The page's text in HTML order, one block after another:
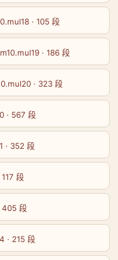
· 105 段
· 186 段
· 323 段
· 567 段
· 352 段
段
405 段
· 215 段